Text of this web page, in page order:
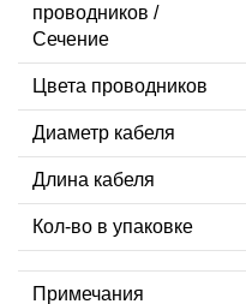
проводников /
Сечение
Цвета проводников
Диаметр кабеля
Длина кабеля
Кол-во в упаковке
Примечания